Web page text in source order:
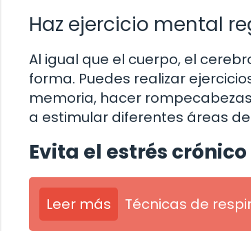
Haz ejercicio mental
Al igual que el cuerpo, el
forma. Puedes realizar
memoria, hacer
a estimular diferentes áreas
Evita el estrés crónico
Leer más Técnicas de